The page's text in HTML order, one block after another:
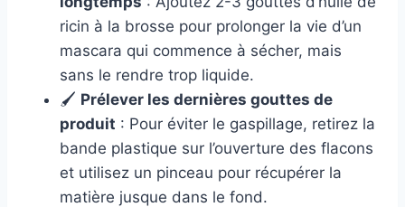
ricin à la brosse pour prolonger la vie d’un
mascara qui commence à sécher, mais
sans le rendre trop liquide.
🖌 Prélever les dernières gouttes de
produit : Pour éviter le gaspillage, retirez la
bande plastique sur l’ouverture des flacons
et utilisez un pinceau pour récupérer la
matière jusque dans le fond.